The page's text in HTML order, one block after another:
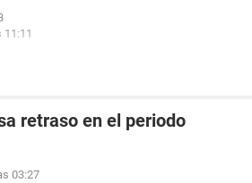
11:11
retraso en el periodo
03:27